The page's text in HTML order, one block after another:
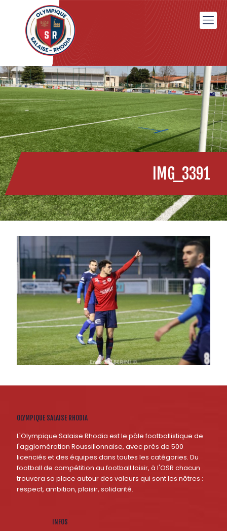
IMG_3391
OLYMPIQUE SALAISE RHODIA
L'Olympique Salaise Rhodia est le pôle footballistique de
l'agglomération Roussillonnaise, avec près de 500
licenciés et des équipes dans toutes les catégories. Du
football de compétition au football loisir, à l'OSR chacun
trouvera sa place autour des valeurs qui sont les nôtres :
respect, ambition, plaisir, solidarité.
INFOS